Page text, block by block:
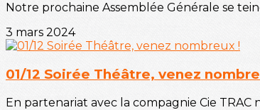
Notre prochaine Assemblée Générale se
3 mars 2024
01/12 Soirée Théâtre, venez
En partenariat avec la compagnie Cie TRAC